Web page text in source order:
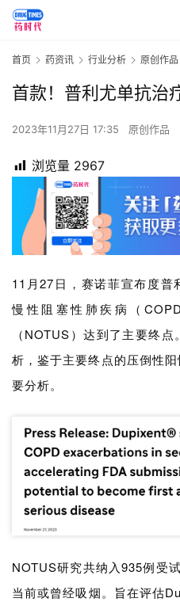
首页 药资讯 行业分析 原创作品
首款！普利尤单抗
2023年11月27日 17:35 原创作品
浏览量 2967
11月27日，赛诺菲宣布度普
慢性阻塞性肺疾病
（
（NOTUS）达到了主要终点。
析，鉴于主要终点的压倒性
要分析。
NOTUS研究共纳入935例受
当前或曾经吸烟。旨在评估